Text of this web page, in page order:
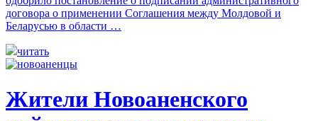
договора о применении Соглашения между Молдовой и
Беларусью в области …
читать
Жители Новоаненского